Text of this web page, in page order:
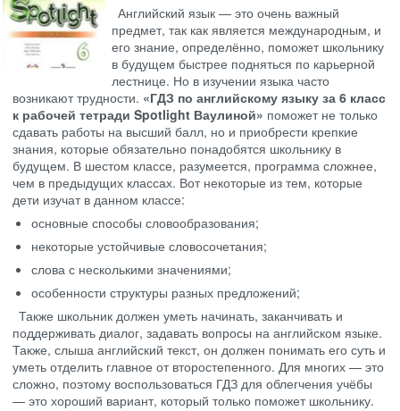
Английский язык — это очень важный
предмет, так как является международным, и
его знание, определённо, поможет школьнику
в будущем быстрее подняться по карьерной
лестнице. Но в изучении языка часто
возникают трудности. «ГДЗ по английскому языку за 6 класс
к рабочей тетради Spotlight Ваулиной» поможет не только
сдавать работы на высший балл, но и приобрести крепкие
знания, которые обязательно понадобятся школьнику в
будущем. В шестом классе, разумеется, программа сложнее,
чем в предыдущих классах. Вот некоторые из тем, которые
дети изучат в данном классе:
основные способы словообразования;
некоторые устойчивые словосочетания;
слова с несколькими значениями;
особенности структуры разных предложений;
Также школьник должен уметь начинать, заканчивать и
поддерживать диалог, задавать вопросы на английском языке.
Также, слыша английский текст, он должен понимать его суть и
уметь отделить главное от второстепенного. Для многих — это
сложно, поэтому воспользоваться ГДЗ для облегчения учёбы
— это хороший вариант, который только поможет школьнику.